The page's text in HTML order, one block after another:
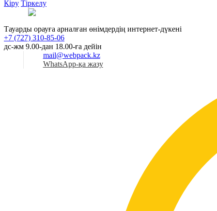
Кіру Тіркелу
Тауарды орауға арналған өнімдердің интернет-дүкені
+7 (727) 310-85-06
дс-жм 9.00-дан 18.00-ға дейін
mail@webpack.kz
WhatsApp-қа жазу